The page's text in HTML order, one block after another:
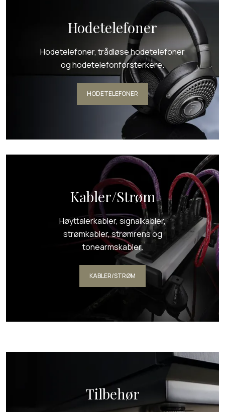
Hodetelefoner
Hodetelefoner, trådløse hodetelefoner
og hodetelefonforsterkere.
HODETELEFONER
Kabler/Strøm
Høyttalerkabler, signalkabler,
strømkabler, strømrens og
tonearmskabler.
KABLER/STRØM
Tilbehør